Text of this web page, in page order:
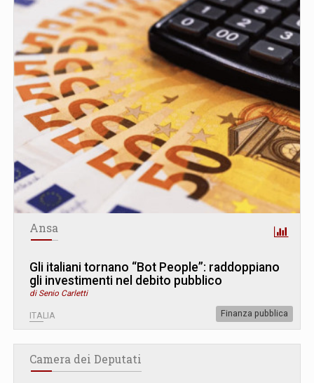
Ansa
Gli italiani tornano “Bot People”: raddoppiano
gli investimenti nel debito pubblico
di Senio Carletti
ITALIA Finanza pubblica
Camera dei Deputati